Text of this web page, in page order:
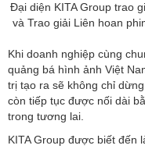
Đại diện KITA Group trao
và Trao giải Liên hoan
Khi doanh nghiệp cùng
quảng bá hình ảnh Việt
trị tạo ra sẽ không chỉ
còn tiếp tục được nối dài
trong tương lai.
KITA Group được biết đến